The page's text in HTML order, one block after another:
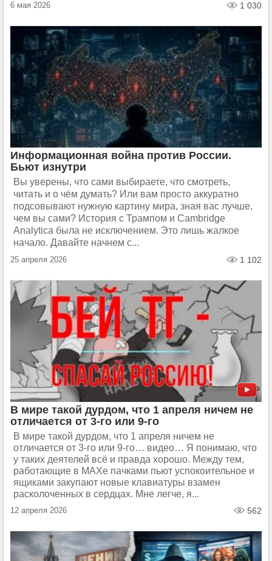
6 мая 2026 1 030
Информационная война против России.
Бьют изнутри
Вы уверены, что сами выбираете, что смотреть,
читать и о чём думать? Или вам просто аккуратно
подсовывают нужную картину мира, зная вас лучше,
чем вы сами? История с Трампом и Cambridge
Analytica была не исключением. Это лишь жалкое
начало. Давайте начнем с...
25 апреля 2026 1 102
В мире такой дурдом, что 1 апреля ничем не
отличается от 3-го или 9-го
В мире такой дурдом, что 1 апреля ничем не
отличается от 3-го или 9-го… видео… Я понимаю, что
у таких деятелей всё и правда хорошо. Между тем,
работающие в МАХе пачками пьют успокоительное и
ящиками закупают новые клавиатуры взамен
расколоченных в сердцах. Мне легче, я...
12 апреля 2026 562